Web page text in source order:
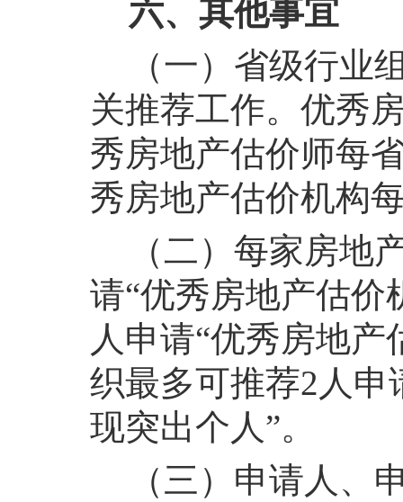
六、其他事宜
（一）省级行业
关推荐工作。优秀
秀房地产估价师每
秀房地产估价机构
（二）每家房地
请“优秀房地产估价
人申请“优秀房地
织最多可推荐2人申
现突出个人”。
（三）申请人、